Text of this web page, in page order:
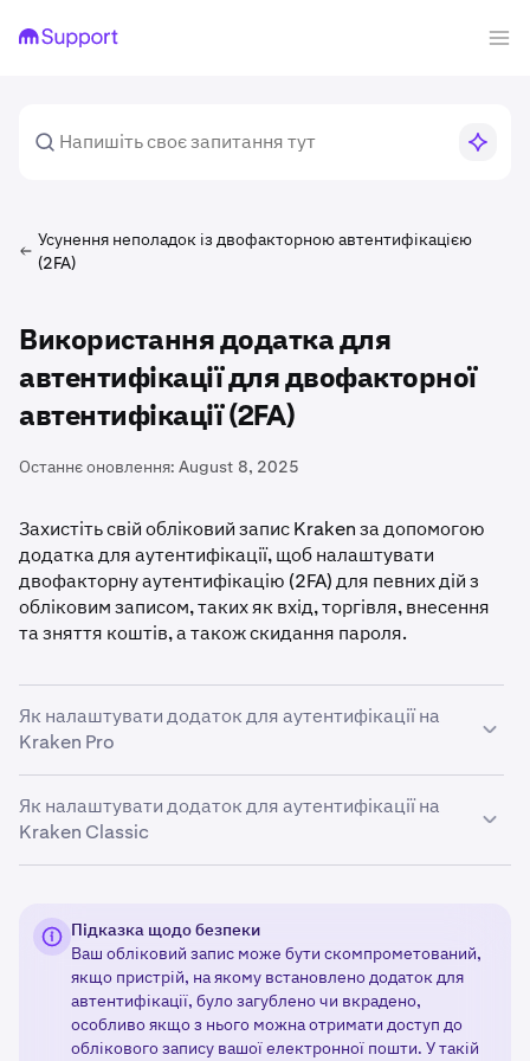
Усунення неполадок із двофакторною автентифікацією
(2FA)
Використання додатка для
автентифікації для двофакторної
автентифікації (2FA)
Останнє оновлення: August 8, 2025
Захистіть свій обліковий запис Kraken за допомогою
додатка для аутентифікації, щоб налаштувати
двофакторну аутентифікацію (2FA) для певних дій з
обліковим записом, таких як вхід, торгівля, внесення
та зняття коштів, а також скидання пароля.
Як налаштувати додаток для аутентифікації на
Kraken Pro
1
Увійдіть у свій обліковий запис Kraken і натисніть
на значок профілю у верхньому правому куті
сторінки. Потім виберіть«Налаштування»і
2
Визначте, для якої функції ви хочете налаштувати
2FA. Потім виберіть перемикач «УВІМК. / ВИМК.»
під потрібною функцією (вхід, майстер-ключ,
переказ, торгівля) або виберіть «Змінити метод»,
якщо у вас вже налаштовано двофакторну
Як налаштувати додаток для аутентифікації на
Kraken Classic
запису»,увійшовши у свій обліковий запис
Kraken.Потім натисніть на своєім’яу верхньому
правому куті сторінки, виберіть«Безпека»і
перейдіть до опції«Налаштування двофакторної
аутентифікації» .
Підказка щодо безпеки
Ваш обліковий запис може бути скомпрометований,
якщо пристрій, на якому встановлено додаток для
автентифікації, було загублено чи вкрадено,
особливо якщо з нього можна отримати доступ до
облікового запису вашої електронної пошти. У такій